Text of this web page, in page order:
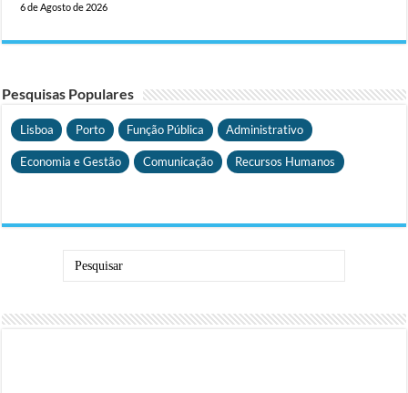
6 de Agosto de 2026
Pesquisas Populares
Lisboa Porto Função Pública Administrativo
Economia e Gestão Comunicação Recursos Humanos